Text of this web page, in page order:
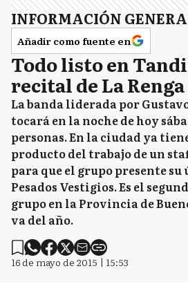
INFORMACIÓN
Añadir como fuente en
Todo listo en
recital de La Renga
La banda liderada por
tocará en la noche de hoy
personas. En la ciudad ya
producto del trabajo de un
para que el grupo presente
Pesados Vestigios. Es el
grupo en la Provincia de
va del año.
16 de mayo de 2015 | 15:53